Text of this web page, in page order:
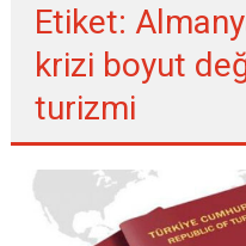
Etiket:
krizi boyut
turizmi